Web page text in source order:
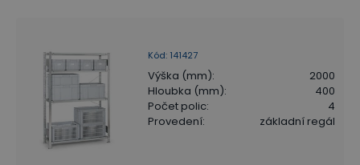
Kód: 141427
Výška (mm):
2000
Hloubka (mm):
400
Počet polic:
4
Provedení: základní regál